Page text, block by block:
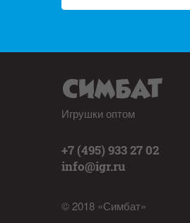
Игрушки оптом
+7 (495) 933 27 02
info@igr.ru
© 2018 «Симбат»